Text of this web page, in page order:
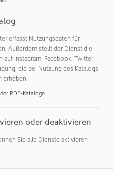
und sicherzustellen, dass
zu Fortschritten auf
Garcia Bardon,
Arbeitspaketleiterin
zusammen.
aus dem vorherigen N2
Grundstein für zukünftige
kommenden Jahren
, Speicher- und
umfasst zukünftige
die kommenden A14- und
SOT-Speicher-PDKs und
im gesamten
erfasst Nutzungsdaten für
Außerdem stellt der Dienst die
auf Instagram, Facebook, Twitter
die bei Nutzung des Katalogs
erheben.
PDF-Kataloge
oder deaktivieren
Sie alle Dienste aktivieren